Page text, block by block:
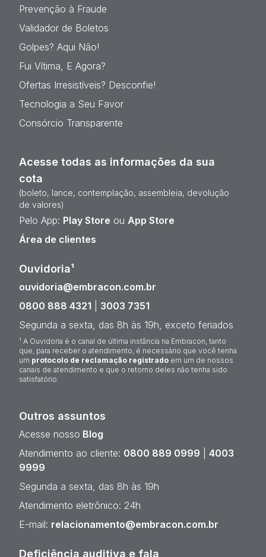
Prevenção à Fraude
Validador de Boletos
Golpes? Aqui Não!
Fui Vítima, E Agora?
Ofertas Irresistíveis? Desconfie!
Tecnologia a Seu Favor
Consórcio Transparente
Acesse todas as informações da sua
cota
(boleto, lance, contemplação, assembleia, devolução
de valores)
Pelo App: Play Store ou App Store
Área de clientes
Ouvidoria¹
ouvidoria@embracon.com.br
0800 888 4321
3003 7351
Segunda a sexta, das 8h às 19h, exceto feriados
¹ A Ouvidoria é o canal de última instância na Embracon, tanto
que, para receber o atendimento, é necessário que você tenha
um protocolo de reclamação registrado em um de nossos
canais de atendimento e que o retorno deles não tenha sido
satisfatório.
Outros assuntos
Acesse nosso Blog
Atendimento ao cliente: 0800 889 0999
4003
9999
Segunda a sexta, das 8h às 19h
Atendimento eletrônico: 24h
E-mail: relacionamento@embracon.com.br
Deficiência auditiva e fala